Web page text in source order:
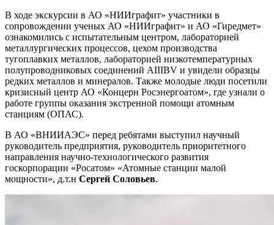
В ходе экскурсии в АО «НИИграфит» участники в
сопровождении ученых АО «НИИграфит» и АО «Гиредмет»
ознакомились с испытательным центром, лабораторией
металлургических процессов, цехом производства
тугоплавких металлов, лабораторией низкотемпературных
полупроводниковых соединений AIIIBV и увидели образцы
редких металлов и минералов. Также молодые люди посетили
кризисный центр АО «Концерн Росэнергоатом», где узнали о
работе группы оказания экстренной помощи атомным
станциям (ОПАС).
В АО «ВНИИАЭС» перед ребятами выступил научный
руководитель предприятия, руководитель приоритетного
направления научно-технологического развития
госкорпорации «Росатом» «Атомные станции малой
мощности», д.т.н Сергей Соловьев.